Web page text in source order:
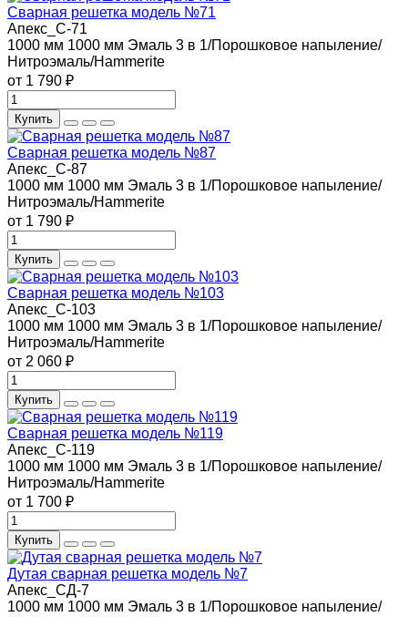
Сварная решетка модель №71
Апекс_С-71
1000 мм 1000 мм Эмаль 3 в 1/Порошковое напыление/
Нитроэмаль/Hammerite
от 1 790 ₽
Купить
Сварная решетка модель №87
Апекс_С-87
1000 мм 1000 мм Эмаль 3 в 1/Порошковое напыление/
Нитроэмаль/Hammerite
от 1 790 ₽
Купить
Сварная решетка модель №103
Апекс_С-103
1000 мм 1000 мм Эмаль 3 в 1/Порошковое напыление/
Нитроэмаль/Hammerite
от 2 060 ₽
Купить
Сварная решетка модель №119
Апекс_С-119
1000 мм 1000 мм Эмаль 3 в 1/Порошковое напыление/
Нитроэмаль/Hammerite
от 1 700 ₽
Купить
Дутая сварная решетка модель №7
Апекс_СД-7
1000 мм 1000 мм Эмаль 3 в 1/Порошковое напыление/